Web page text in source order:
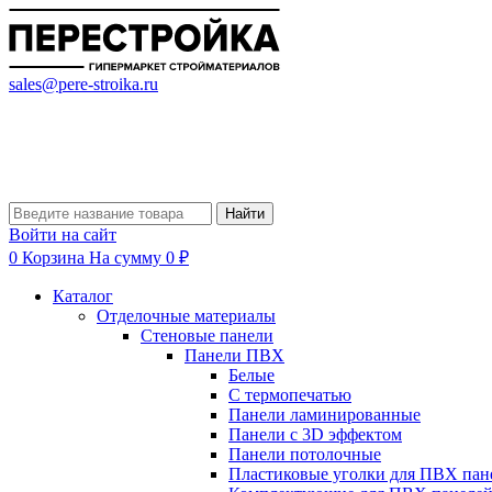
sales@pere-stroika.ru
Найти
Войти на сайт
0 Корзина На сумму 0 ₽
Каталог
Отделочные материалы
Стеновые панели
Панели ПВХ
Белые
С термопечатью
Панели ламинированные
Панели с 3D эффектом
Панели потолочные
Пластиковые уголки для ПВХ